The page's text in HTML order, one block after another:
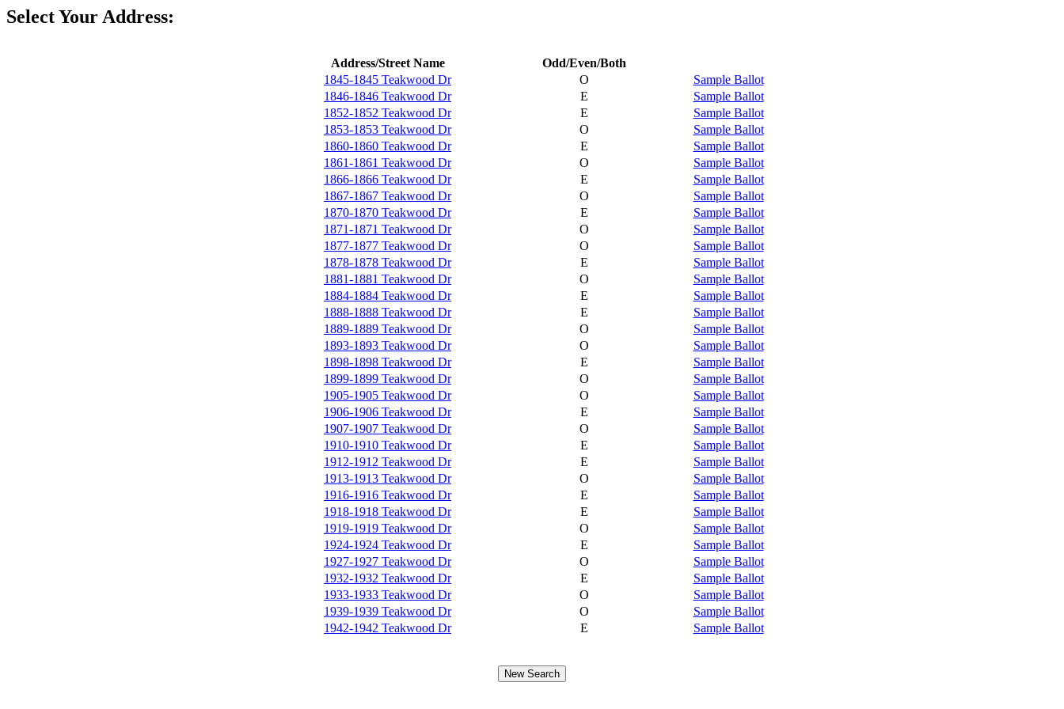
Select Your Address:
Address/Street Name
Odd/Even/Both
1845-1845 Teakwood Dr
O
Sample Ballot
1846-1846 Teakwood Dr
E
Sample Ballot
1852-1852 Teakwood Dr
E
Sample Ballot
1853-1853 Teakwood Dr
O
Sample Ballot
1860-1860 Teakwood Dr
E
Sample Ballot
1861-1861 Teakwood Dr
O
Sample Ballot
1866-1866 Teakwood Dr
E
Sample Ballot
1867-1867 Teakwood Dr
O
Sample Ballot
1870-1870 Teakwood Dr
E
Sample Ballot
1871-1871 Teakwood Dr
O
Sample Ballot
1877-1877 Teakwood Dr
O
Sample Ballot
1878-1878 Teakwood Dr
E
Sample Ballot
1881-1881 Teakwood Dr
O
Sample Ballot
1884-1884 Teakwood Dr
E
Sample Ballot
1888-1888 Teakwood Dr
E
Sample Ballot
1889-1889 Teakwood Dr
O
Sample Ballot
1893-1893 Teakwood Dr
O
Sample Ballot
1898-1898 Teakwood Dr
E
Sample Ballot
1899-1899 Teakwood Dr
O
Sample Ballot
1905-1905 Teakwood Dr
O
Sample Ballot
1906-1906 Teakwood Dr
E
Sample Ballot
1907-1907 Teakwood Dr
O
Sample Ballot
1910-1910 Teakwood Dr
E
Sample Ballot
1912-1912 Teakwood Dr
E
Sample Ballot
1913-1913 Teakwood Dr
O
Sample Ballot
1916-1916 Teakwood Dr
E
Sample Ballot
1918-1918 Teakwood Dr
E
Sample Ballot
1919-1919 Teakwood Dr
O
Sample Ballot
1924-1924 Teakwood Dr
E
Sample Ballot
1927-1927 Teakwood Dr
O
Sample Ballot
1932-1932 Teakwood Dr
E
Sample Ballot
1933-1933 Teakwood Dr
O
Sample Ballot
1939-1939 Teakwood Dr
O
Sample Ballot
1942-1942 Teakwood Dr
E Sample Ballot